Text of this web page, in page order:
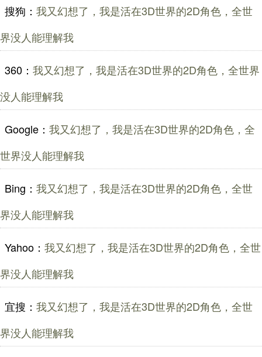
搜狗： 我又幻想了，我是活在3D世界的2D角色，全世
界没人能理解我
360： 我又幻想了，我是活在3D世界的2D角色，全世界
没人能理解我
Google： 我又幻想了，我是活在3D世界的2D角色，全
世界没人能理解我
Bing： 我又幻想了，我是活在3D世界的2D角色，全世
界没人能理解我
Yahoo： 我又幻想了，我是活在3D世界的2D角色，全世
界没人能理解我
宜搜： 我又幻想了，我是活在3D世界的2D角色，全世
界没人能理解我